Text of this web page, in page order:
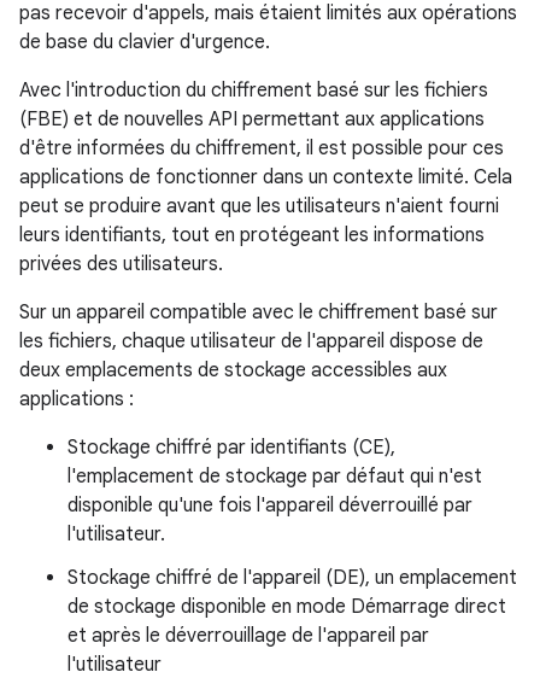
pas recevoir d'appels, mais étaient limités aux opérations
de base du clavier d'urgence.
Avec l'introduction du chiffrement basé sur les fichiers
(FBE) et de nouvelles API permettant aux applications
d'être informées du chiffrement, il est possible pour ces
applications de fonctionner dans un contexte limité. Cela
peut se produire avant que les utilisateurs n'aient fourni
leurs identifiants, tout en protégeant les informations
privées des utilisateurs.
Sur un appareil compatible avec le chiffrement basé sur
les fichiers, chaque utilisateur de l'appareil dispose de
deux emplacements de stockage accessibles aux
applications :
Stockage chiffré par identifiants (CE),
l'emplacement de stockage par défaut qui n'est
disponible qu'une fois l'appareil déverrouillé par
l'utilisateur.
Stockage chiffré de l'appareil (DE), un emplacement
de stockage disponible en mode Démarrage direct
et après le déverrouillage de l'appareil par
l'utilisateur